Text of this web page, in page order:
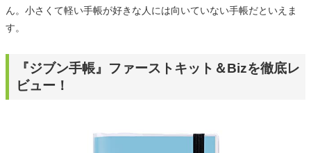
ん。小さくて軽い手帳が好きな人には向いていない手帳だといえま
す。
『ジブン手帳』ファーストキット＆Bizを徹底レ
ビュー！